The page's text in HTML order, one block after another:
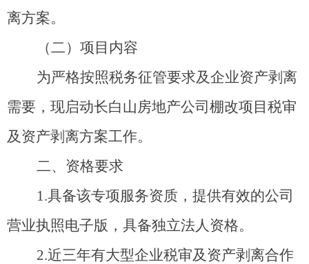
离方案。
（二） 项目内容
为严格按照税务征管要求及企业资产剥离
需要，现启动长白山房地产公司棚改项目税审
及资产剥离方案工作。
二、资格要求
1.具备该专项服务资质，提供有效的公司
营业执照电子版，具备独立法人资格。
2.近三年有大型企业税审及资产剥离合作